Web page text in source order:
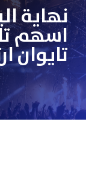
نهاية
اسهم
تايوان